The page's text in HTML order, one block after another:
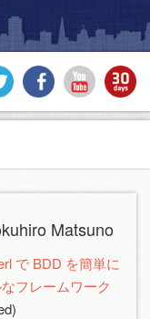
Matsuno
で BDD を簡単に
フレームワーク